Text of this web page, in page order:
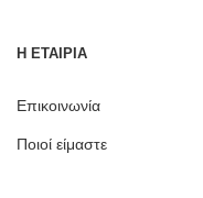
Η ΕΤΑΙΡΙΑ
Επικοινωνία
Ποιοί είμαστε